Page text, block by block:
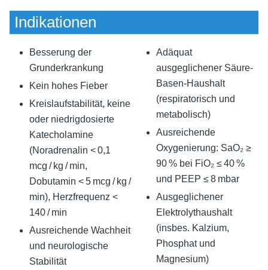
Indikationen
Besserung der
Grunderkrankung
Kein hohes Fieber
Kreislaufstabilität, keine
oder niedrigdosierte
Katecholamine
(Noradrenalin < 0,1
mcg / kg / min,
Dobutamin < 5 mcg / kg /
min), Herzfrequenz <
140 / min
Ausreichende Wachheit
und neurologische
Stabilität
Adäquat
ausgeglichener Säure-
Basen-Haushalt
(respiratorisch und
metabolisch)
Ausreichende
Oxygenierung: SaO₂ ≥
90 % bei FiO₂ ≤ 40 %
und PEEP ≤ 8 mbar
Ausgeglichener
Elektrolythaushalt
(insbes. Kalzium,
Phosphat und
Magnesium)